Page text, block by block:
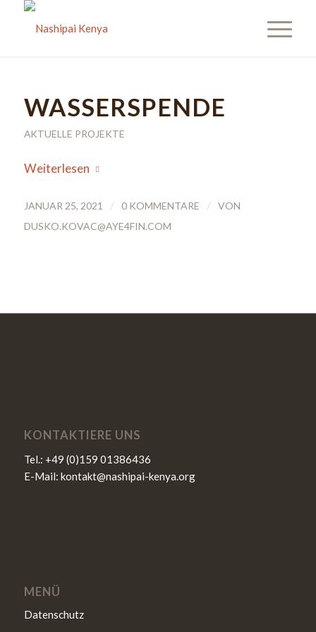
WASSERSPENDE
AKTUELLE PROJEKTE
Weiterlesen
JANUAR 25, 2021 / 0 KOMMENTARE /
VON
DUSKO.KOVAC@AYE4FIN.COM
KONTAKTIERE UNS
Tel.: +49 (0)159 01386436
E-Mail: kontakt@nashipai-kenya.org
MENÜ
Datenschutz